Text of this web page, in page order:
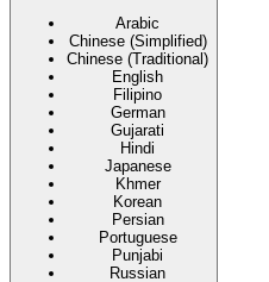
Arabic
Chinese (Simplified)
Chinese (Traditional)
English
Filipino
German
Gujarati
Hindi
Japanese
Khmer
Korean
Persian
Portuguese
Punjabi
Russian